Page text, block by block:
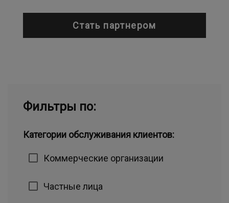
Стать партнером
Фильтры по:
Категории обслуживания клиентов:
Коммерческие организации
Частные лица